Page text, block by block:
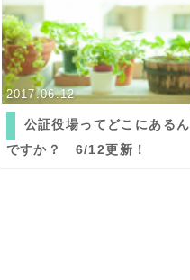
2017.06.12
公証役場ってどこにあるん
ですか？ 6/12更新！